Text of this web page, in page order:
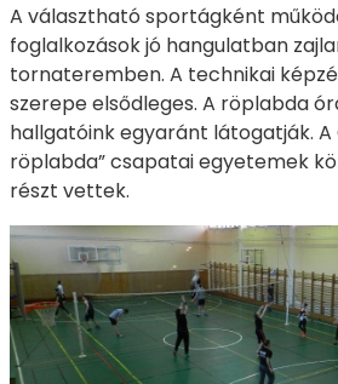
A választható sportágként
foglalkozások jó hangulatban
tornateremben. A technikai
szerepe elsődleges. A röplabda
hallgatóink egyaránt látogatják. A
röplabda” csapatai egyetemek
részt vettek.